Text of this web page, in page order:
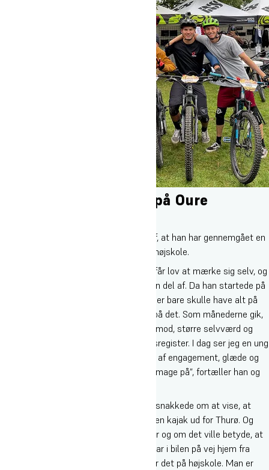
Udvikling under tiden på Oure
Rasmus Carlo deler Isaacs oplevelse af, at han har gennemgået en
enorm udvikling i sin tid på Oure Idrætshøjskole.
”Højskole er et sted, hvor vores elever får lov at mærke sig selv, og
Isaacs dans med livet er jeg heldigvis en del af. Da han startede på
Oure, mødte jeg en fyr med høj energi, der bare skulle have alt på
livets buffet - uden egentlig at smage på det. Som månederne gik,
oplevede jeg en fyr, der voksede - med mod, større selvværd og
selvtillid og en indsigt i sit eget følelsesregister. I dag ser jeg en ung
mand, der fortsat danser med livet fuld af engagement, glæde og
opmærksomhed til det han vælger at smage på”, fortæller han og
”Jeg husker tydeligt den første gang vi snakkede om at vise, at
man som mand er ked af det. Det var i en kajak ud for Thurø. Og
første gang vi snakkede om at være sur og om det ville betyde, at
andre så ikke kunne lide en mere. Det var i bilen på vej hjem fra
mountainbike-undervisning. Og sådan er det på højskole. Man er